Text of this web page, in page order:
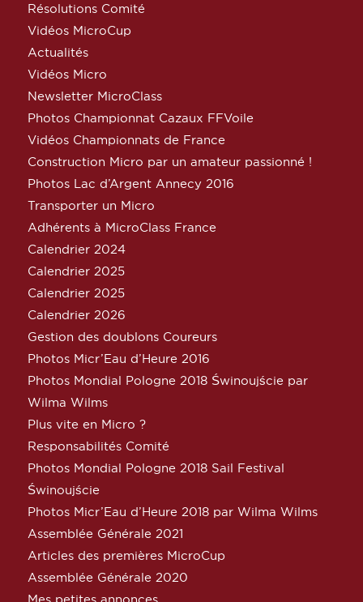
Résolutions Comité
Vidéos MicroCup
Actualités
Vidéos Micro
Newsletter MicroClass
Photos Championnat Cazaux FFVoile
Vidéos Championnats de France
Construction Micro par un amateur passionné !
Photos Lac d’Argent Annecy 2016
Transporter un Micro
Adhérents à MicroClass France
Calendrier 2024
Calendrier 2025
Calendrier 2025
Calendrier 2026
Gestion des doublons Coureurs
Photos Micr’Eau d’Heure 2016
Photos Mondial Pologne 2018 Świnoujście par
Wilma Wilms
Plus vite en Micro ?
Responsabilités Comité
Photos Mondial Pologne 2018 Sail Festival
Świnoujście
Photos Micr’Eau d’Heure 2018 par Wilma Wilms
Assemblée Générale 2021
Articles des premières MicroCup
Assemblée Générale 2020
Mes petites annonces